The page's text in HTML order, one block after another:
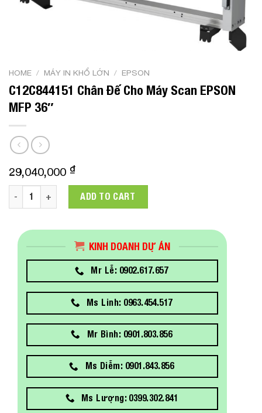
HOME / MÁY IN KHỔ LỚN / EPSON
C12C844151 Chân Đế Cho Máy Scan EPSON
MFP 36″
29,040,000 ₫
C12C844151 Chân Đế Cho Máy Scan EPSON MFP 36"
ADD TO CART
KINH DOANH DỰ ÁN
Mr Lễ: 0902.617.657
Ms Linh: 0963.454.517
Mr Bình: 0901.803.856
Ms Diễm: 0901.843.856
Ms Lượng: 0399.302.841